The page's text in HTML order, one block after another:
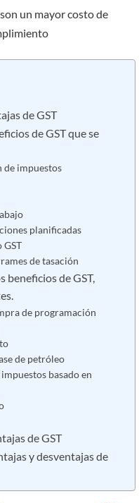
un mayor costo de
de GST
de GST que se
de impuestos
planificadas
de tasación
beneficios de GST,
de programación
de petróleo
basado en
de GST
y desventajas de